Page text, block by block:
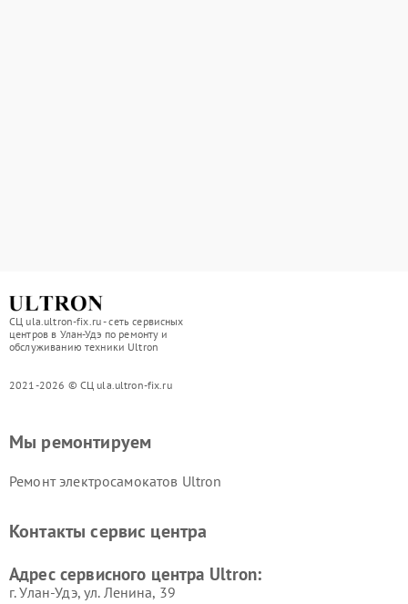
СЦ ula.ultron-fix.ru - сеть сервисных
центров в Улан-Удэ по ремонту и
обслуживанию техники Ultron
2021-2026 © СЦ ula.ultron-fix.ru
Мы ремонтируем
Ремонт электросамокатов Ultron
Контакты сервис центра
Адрес сервисного центра Ultron:
г. Улан-Удэ, ул. Ленина, 39